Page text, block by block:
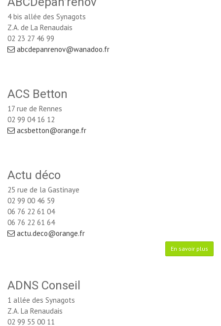
4 bis allée des Synagots
Z.A. de La Renaudais
02 23 27 46 99
abcdepanrenov@wanadoo.fr
ACS Betton
17 rue de Rennes
02 99 04 16 12
acsbetton@orange.fr
Actu déco
25 rue de la Gastinaye
02 99 00 46 59
06 76 22 61 04
06 76 22 61 64
actu.deco@orange.fr
En savoir plus
ADNS Conseil
1 allée des Synagots
Z.A. La Renaudais
02 99 55 00 11